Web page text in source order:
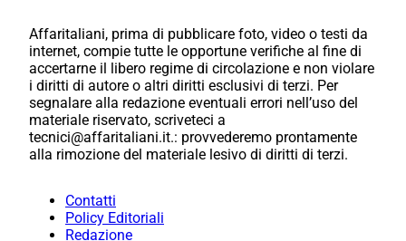
Affaritaliani, prima di pubblicare foto, video o testi da
internet, compie tutte le opportune verifiche al fine di
accertarne il libero regime di circolazione e non violare
i diritti di autore o altri diritti esclusivi di terzi. Per
segnalare alla redazione eventuali errori nell’uso del
materiale riservato, scriveteci a
tecnici@affaritaliani.it.: provvederemo prontamente
alla rimozione del materiale lesivo di diritti di terzi.
Contatti
Policy Editoriali
Redazione